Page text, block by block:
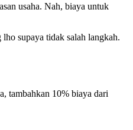
usaha. Nah, biaya untuk
supaya tidak salah langkah.
tambahkan 10% biaya dari